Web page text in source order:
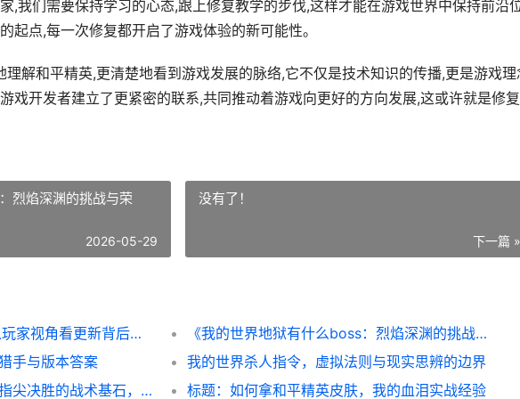
,我们需要保持学习的心态,跟上修复教学的步伐,这样才能在游戏世界中保持前沿
起点,每一次修复都开启了游戏体验的新可能性。
解和平精英,更清楚地看到游戏发展的脉络,它不仅是技术知识的传播,更是游戏理
戏开发者建立了更紧密的联系,共同推动着游戏向更好的方向发展,这或许就是修
烈焰深渊的挑战与荣
2026-05-29
没有了！
下一篇 »
和平精英光子修复教学,从玩家视角看更新背后的真相
《我的世界地狱有什么boss：烈焰深渊的挑战与荣耀》
手与版本答案
我的世界杀人指令，虚拟法则与现实思辨的边界
和平精英换枪设置键盘，指尖决胜的战术基石，副标题，精妙操控背后的胜负密码
标题：如何拿和平精英皮肤，我的血泪实战经验